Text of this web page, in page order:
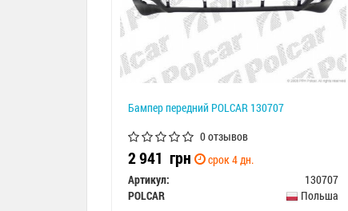
Бампер передний POLCAR 130707
0 отзывов
2 941 грн
срок 4 дн.
Артикул:
130707
POLCAR
Польша